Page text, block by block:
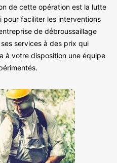
de cette opération est la lutte
pour faciliter les interventions
de débroussaillage
services à des prix qui
à votre disposition une équipe